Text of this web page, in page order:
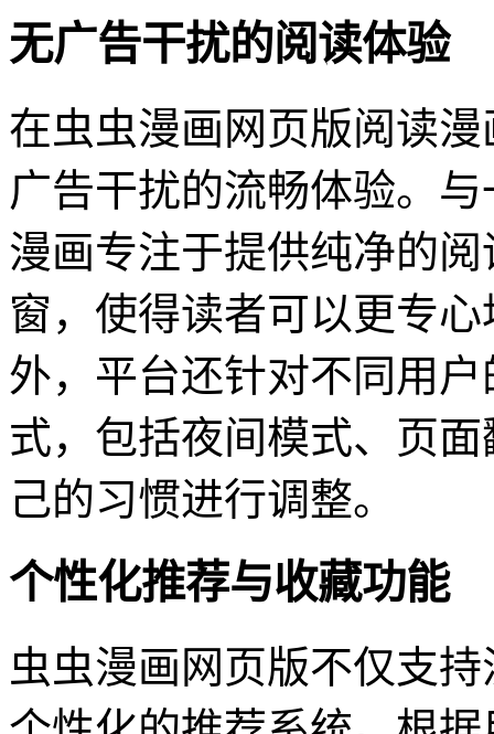
无广告干扰的阅读体验
在虫虫漫画网页版阅读
广告干扰的流畅体验。
漫画专注于提供纯净的
窗，使得读者可以更专
外，平台还针对不同用
式，包括夜间模式、页
己的习惯进行调整。
个性化推荐与收藏功能
虫虫漫画网页版不仅支